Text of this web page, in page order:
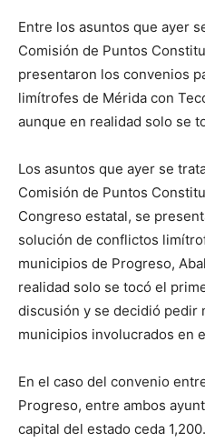
Entre los asuntos que ayer
Comisión de Puntos
presentaron los convenios
limítrofes de Mérida con
aunque en realidad solo se
Los asuntos que ayer se
Comisión de Puntos
Congreso estatal, se
solución de conflictos
municipios de Progreso,
realidad solo se tocó el
discusión y se decidió pedir
municipios involucrados en
En el caso del convenio
Progreso, entre ambos
capital del estado ceda